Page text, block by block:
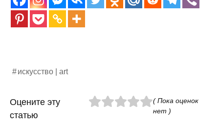
искусство | art
Оцените эту
статью
( Пока оценок
нет )